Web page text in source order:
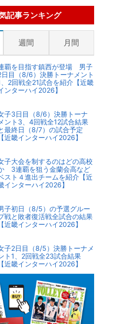
記事ランキング
週間 月間
覇を目指す鎮西が登場 男子
日目（8/6）決勝トーナメント
、2回戦全21試合を紹介【近畿
ンターハイ2026】
子3日目（8/6）決勝トーナ
メント3、4回戦全12試合結果
最終日（8/7）の試合予定
【近畿インターハイ2026】
子大会を制するのはどの高校
3連覇を狙う金蘭会高など
スト４進出チームを紹介【近
インターハイ2026】
子初日（8/5）の予選グルー
戦と敗者復活戦全試合の結果
【近畿インターハイ2026】
子2日目（8/5）決勝トーナメ
ト1、2回戦全23試合結果
【近畿インターハイ2026】